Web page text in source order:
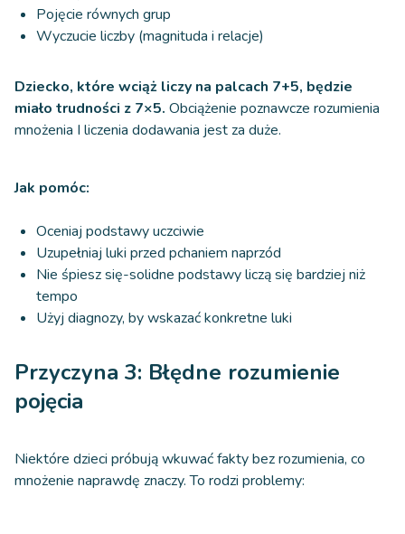
Pojęcie równych grup
Wyczucie liczby (magnituda i relacje)
Dziecko, które wciąż liczy na palcach 7+5, będzie
miało trudności z 7×5. Obciążenie poznawcze rozumienia
mnożenia I liczenia dodawania jest za duże.
Jak pomóc:
Oceniaj podstawy uczciwie
Uzupełniaj luki przed pchaniem naprzód
Nie śpiesz się-solidne podstawy liczą się bardziej niż
tempo
Użyj diagnozy, by wskazać konkretne luki
Przyczyna 3: Błędne rozumienie
pojęcia
Niektóre dzieci próbują wkuwać fakty bez rozumienia, co
mnożenie naprawdę znaczy. To rodzi problemy: